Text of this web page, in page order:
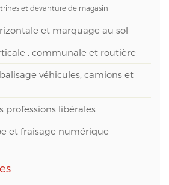
et devanture de magasin
et marquage au sol
, communale et routière
véhicules, camions et
professions libérales
et fraisage numérique